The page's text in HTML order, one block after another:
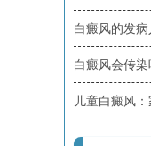
白癜风的发
白癜风会传
儿童白癜风